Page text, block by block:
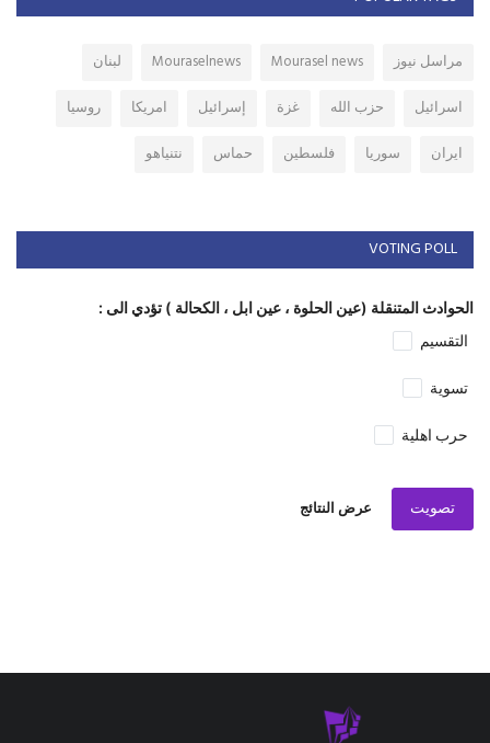
مراسل نيوز Mourasel news
Mouraselnews
لبنان
اسرائيل
حزب الله غزة إسرائيل امريكا
روسيا
ايران
سوريا فلسطين حماس نتنياهو
VOTING POLL
الحوادث المتنقلة (عين الحلوة ، عين ابل ، الكحالة ) تؤدي الى :
التقسيم
تسوية
حرب اهلية
تصويت عرض النتائج